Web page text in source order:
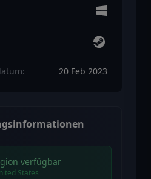
20 Feb 2023
verfügbar
States